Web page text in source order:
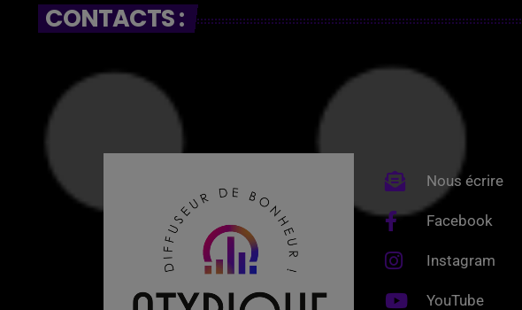
CONTACTS :
Nous écrire
Facebook
Instagram
YouTube